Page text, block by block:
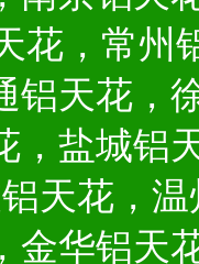
花，常州
铝天花，
，盐城铝
天花，
金华铝天